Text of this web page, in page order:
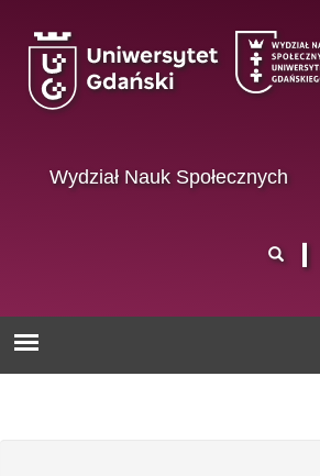
Wydział Nauk Społecznych
wyszukiwania